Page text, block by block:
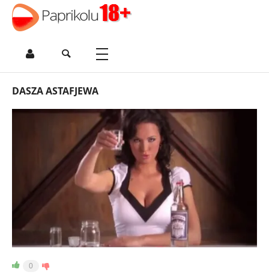
DASZA ASTAFJEWA
0